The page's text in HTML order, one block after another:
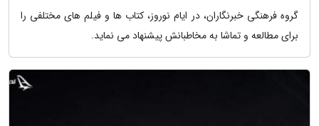
گروه فرهنگی خبرنگاران، در ایام نوروز، کتاب ها و فیلم های مختلفی را
برای مطالعه و تماشا به مخاطبانش پیشنهاد می نماید.